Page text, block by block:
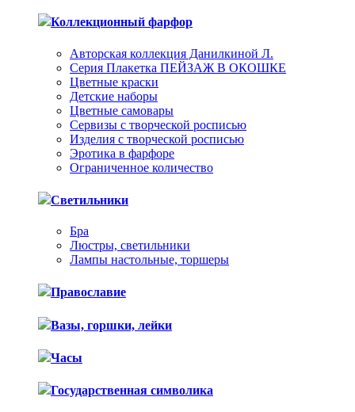
Коллекционный фарфор
Авторская коллекция Данилкиной Л.
Серия Плакетка ПЕЙЗАЖ В ОКОШКЕ
Цветные краски
Детские наборы
Цветные самовары
Сервизы с творческой росписью
Изделия с творческой росписью
Эротика в фарфоре
Ограниченное количество
Светильники
Бра
Люстры, светильники
Лампы настольные, торшеры
Православие
Вазы, горшки, лейки
Часы
Государственная символика